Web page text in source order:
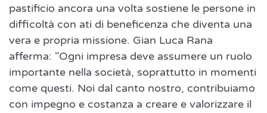
pastificio ancora una volta sostiene le persone in
difficoltà con ati di beneficenza che diventa una
vera e propria missione. Gian Luca Rana
afferma: "Ogni impresa deve assumere un ruolo
importante nella società, soprattutto in momenti
come questi. Noi dal canto nostro, contribuiamo
con impegno e costanza a creare e valorizzare il